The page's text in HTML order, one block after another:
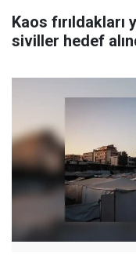
Kaos fırıldakları
siviller hedef